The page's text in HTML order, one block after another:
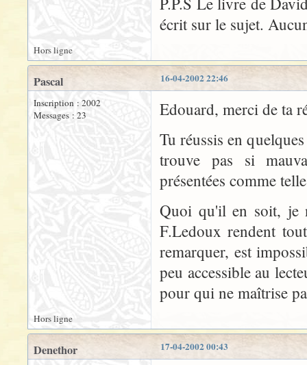
écrit sur le sujet.
Hors ligne
16-04-2002 22:46
Pascal
Inscription : 2002
Messages : 23
Edouard, merci de ta
Tu réussis en
trouve pas si
présentées comme
Quoi qu'il en soit, je
F.Ledoux rendent
remarquer, est
peu accessible au
pour qui ne maîtrise
Hors ligne
17-04-2002 00:43
Denethor